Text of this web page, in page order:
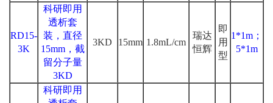
RD15-
3K
科研即用
透析套
装，直径
15mm，截
留分子量
3KD
3KD 15mm 1.8mL/cm
瑞达
恒辉
即
用
型
1*1m；
5*1m
科研即用